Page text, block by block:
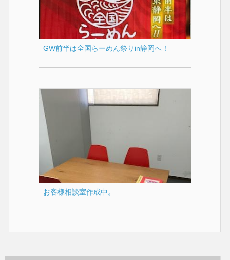
GW前半は全国らーめん祭りin静岡へ！
お客様相談室作成中。